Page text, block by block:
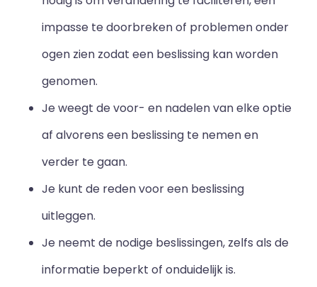
impasse te doorbreken of problemen onder
ogen zien zodat een beslissing kan worden
genomen.
Je weegt de voor- en nadelen van elke optie
af alvorens een beslissing te nemen en
verder te gaan.
Je kunt de reden voor een beslissing
uitleggen.
Je neemt de nodige beslissingen, zelfs als de
informatie beperkt of onduidelijk is.